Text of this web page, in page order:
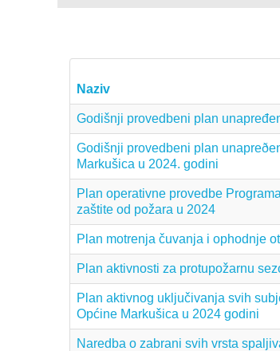
Naziv
Godišnji provedbeni plan
Godišnji provedbeni plan
Markušica u 2024. godini
Plan operativne provedbe
zaštite od požara u 2024
Plan motrenja čuvanja i ophodnje
Plan aktivnosti za protupožarnu
Plan aktivnog uključivanja svih
Općine Markušica u 2024 godini
Naredba o zabrani svih vrsta